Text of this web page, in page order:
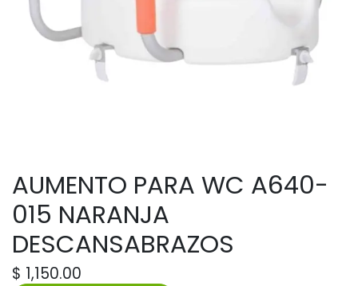
AUMENTO PARA WC A640-
015 NARANJA
DESCANSABRAZOS
$ 1,150.00